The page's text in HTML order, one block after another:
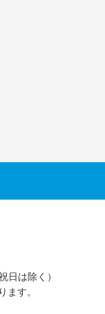
は除く）
す。